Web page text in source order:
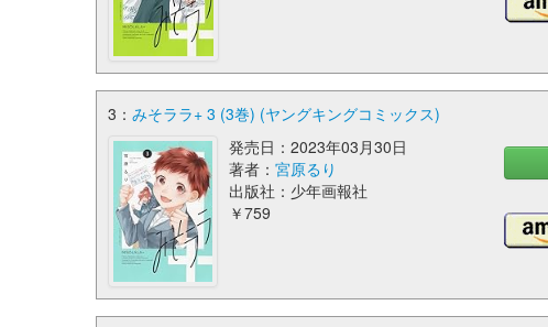
3： みそララ+ 3 (3巻) (ヤングキングコミックス)
発売日：2023年03月30日
著者： 宮原るり
出版社：少年画報社
￥759